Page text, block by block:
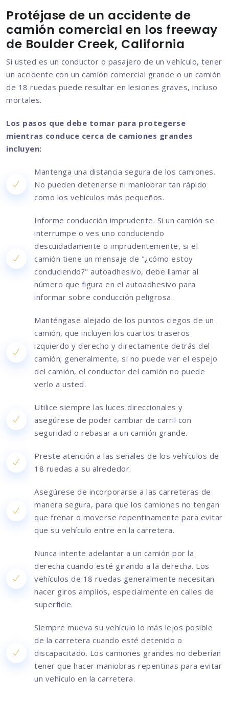
Protéjase de un accidente de
camión comercial en los freeway
de Boulder Creek, California
Si usted es un conductor o pasajero de un vehículo, tener
un accidente con un camión comercial grande o un camión
de 18 ruedas puede resultar en lesiones graves, incluso
mortales.
Los pasos que debe tomar para protegerse
mientras conduce cerca de camiones grandes
incluyen:
Mantenga una distancia segura de los camiones.
No pueden detenerse ni maniobrar tan rápido
como los vehículos más pequeños.
Informe conducción imprudente. Si un camión se
interrumpe o ves uno conduciendo
descuidadamente o imprudentemente, si el
camión tiene un mensaje de "¿cómo estoy
conduciendo?" autoadhesivo, debe llamar al
número que figura en el autoadhesivo para
informar sobre conducción peligrosa.
Manténgase alejado de los puntos ciegos de un
camión, que incluyen los cuartos traseros
izquierdo y derecho y directamente detrás del
camión; generalmente, si no puede ver el espejo
del camión, el conductor del camión no puede
verlo a usted.
Utilice siempre las luces direccionales y
asegúrese de poder cambiar de carril con
seguridad o rebasar a un camión grande.
Preste atención a las señales de los vehículos de
18 ruedas a su alrededor.
Asegúrese de incorporarse a las carreteras de
manera segura, para que los camiones no tengan
que frenar o moverse repentinamente para evitar
que su vehículo entre en la carretera.
Nunca intente adelantar a un camión por la
derecha cuando esté girando a la derecha. Los
vehículos de 18 ruedas generalmente necesitan
hacer giros amplios, especialmente en calles de
superficie.
Siempre mueva su vehículo lo más lejos posible
de la carretera cuando esté detenido o
discapacitado. Los camiones grandes no deberían
tener que hacer maniobras repentinas para evitar
un vehículo en la carretera.